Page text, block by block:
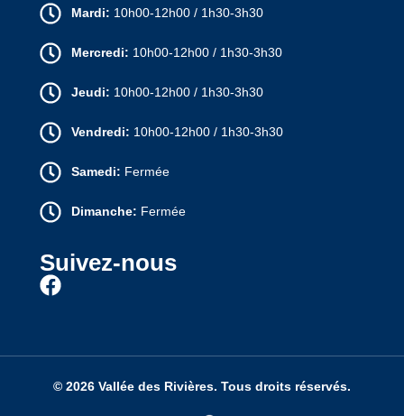
Mardi: 10h00-12h00 / 1h30-3h30
Mercredi: 10h00-12h00 / 1h30-3h30
Jeudi: 10h00-12h00 / 1h30-3h30
Vendredi: 10h00-12h00 / 1h30-3h30
Samedi: Fermée
Dimanche: Fermée
Suivez-nous
© 2026 Vallée des Rivières. Tous droits réservés.